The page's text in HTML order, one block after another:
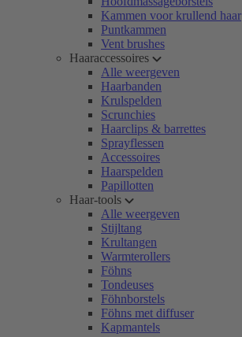
Kammen voor krullend haar
Puntkammen
Vent brushes
Haaraccessoires
Alle weergeven
Haarbanden
Krulspelden
Scrunchies
Haarclips & barrettes
Sprayflessen
Accessoires
Haarspelden
Papillotten
Haar-tools
Alle weergeven
Stijltang
Krultangen
Warmterollers
Föhns
Tondeuses
Föhnborstels
Föhns met diffuser
Kapmantels